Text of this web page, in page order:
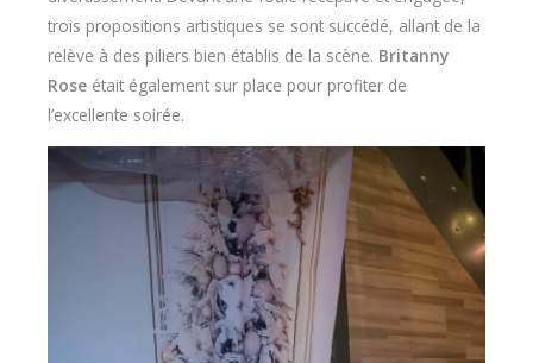
trois propositions artistiques se sont succédé, allant de la
relève à des piliers bien établis de la scène. Britanny
Rose était également sur place pour profiter de
l’excellente soirée.